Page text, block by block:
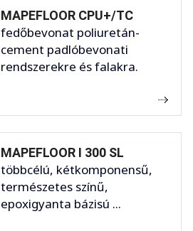
MAPEFLOOR CPU+/TC
fedőbevonat poliuretán-
cement padlóbevonati
rendszerekre és falakra.
MAPEFLOOR I 300 SL
többcélú, kétkomponensű,
természetes színű,
epoxigyanta bázisú ...